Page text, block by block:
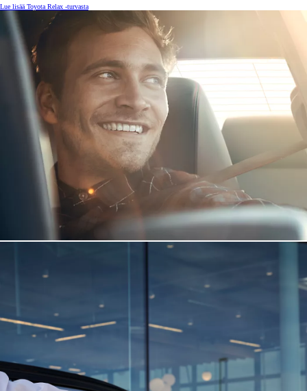
Lue lisää Toyota Relax -turvasta